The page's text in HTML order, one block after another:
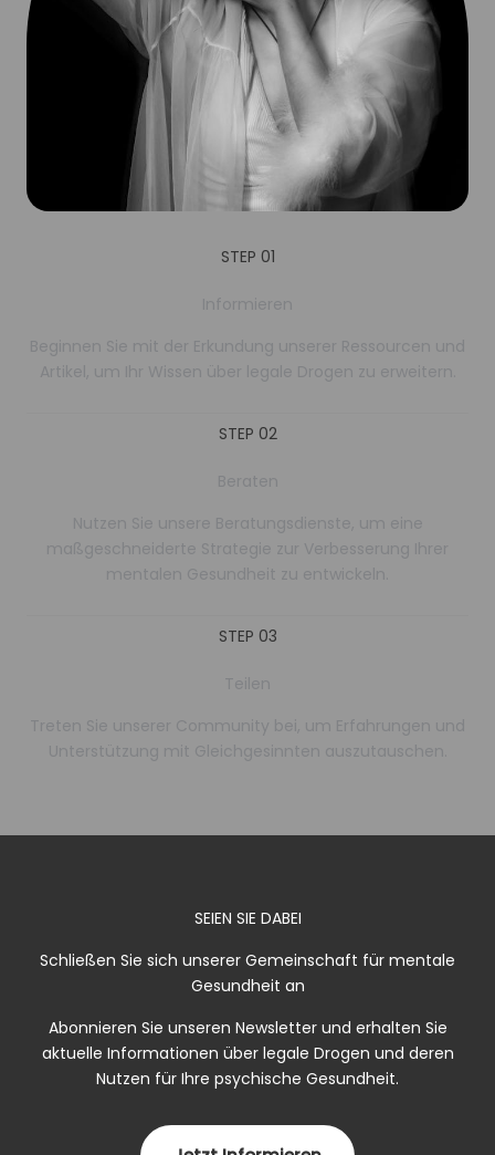
STEP 01
Informieren
Beginnen Sie mit der Erkundung unserer Ressourcen und
Artikel, um Ihr Wissen über legale Drogen zu erweitern.
STEP 02
Beraten
Nutzen Sie unsere Beratungsdienste, um eine
maßgeschneiderte Strategie zur Verbesserung Ihrer
mentalen Gesundheit zu entwickeln.
STEP 03
Teilen
Treten Sie unserer Community bei, um Erfahrungen und
Unterstützung mit Gleichgesinnten auszutauschen.
SEIEN SIE DABEI
Schließen Sie sich unserer Gemeinschaft für mentale
Gesundheit an
Abonnieren Sie unseren Newsletter und erhalten Sie
aktuelle Informationen über legale Drogen und deren
Nutzen für Ihre psychische Gesundheit.